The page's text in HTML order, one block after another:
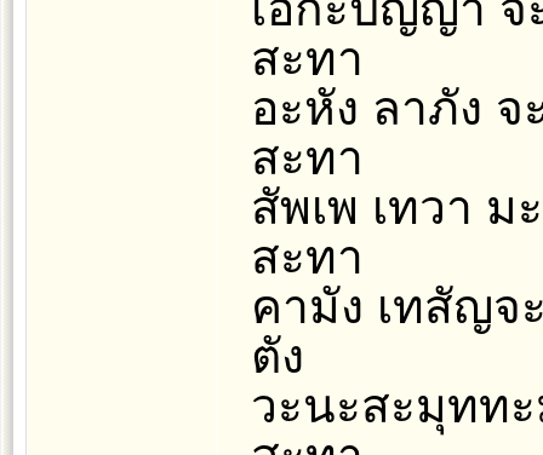
สะทา
อะหัง ลาภัง
สะทา
สัพเพ เทวา
สะทา
คามัง เทสัญจ
ตัง
วะนะสะมุทท